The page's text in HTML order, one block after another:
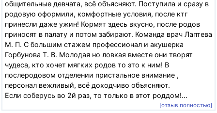
общительные девчата, всё объясняют. Поступила и сразу в
родовую оформили, комфортные условия, после ктг
принесли даже ужин! Кормят здесь вкусно, после родов
приносят в палату и потом забирают. Команда врач Лаптева
М. П. С большим стажем профессионал и акушерка
Горбунова Т. В. Молодая но ловкая вместе они творят
чудеса, кто хочет мягких родов то это к ним! В
послеродовом отделении пристальное внимание ,
персонал вежливый, всё доходчиво объясняют.
Если соберусь во 2й раз, то только в этот роддом!...
[отзыв полностью]